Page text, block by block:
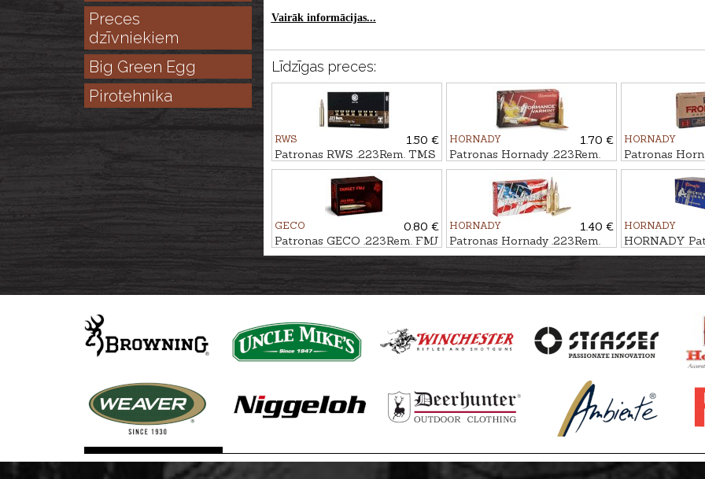
Preces
dzīvniekiem
Big Green Egg
Pirotehnika
Vairāk informācijas...
Līdzīgas preces:
RWS
1.50 €
Patronas RWS .223Rem. TMS
3,6g
HORNADY
1.70 €
Patronas Hornady .223Rem.
V-MAX 3,4g Varmint SPF
HORNADY
Patronas
HP Match
GECO
0.80 €
Patronas GECO .223Rem. FMJ
4,1g
HORNADY
1.40 €
Patronas Hornady .223Rem.
SP 3,9g American Whitetail
HORNADY
HORNADY
.223Rem. HP